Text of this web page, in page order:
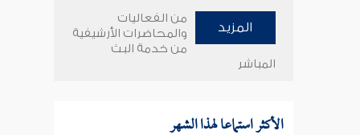
المزيد
من الفعاليات
والمحاضرات الأرشيفية
من خدمة البث
المباشر
الأكثر استماعا لهذا الشهر